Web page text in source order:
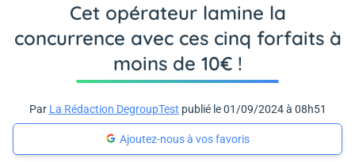
Cet opérateur lamine la
concurrence avec ces cinq forfaits à
moins de 10€ !
Par La Rédaction DegroupTest publié le 01/09/2024 à 08h51
Ajoutez-nous à vos favoris